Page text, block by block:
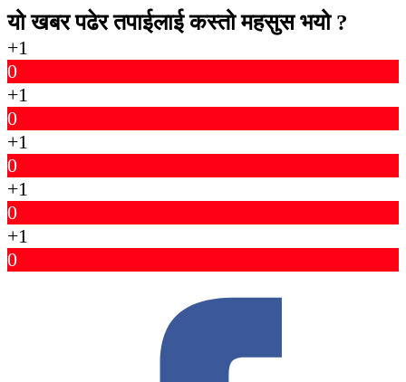
यो खबर पढेर तपाईलाई कस्तो महसुस भयो ?
+1
0
+1
0
+1
0
+1
0
+1
0